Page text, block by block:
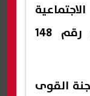
والمعاشات الصادر بالقانون رقم 148
القوى